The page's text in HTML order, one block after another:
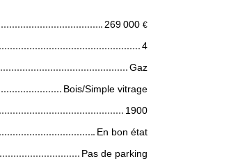
269 000 €
4
Gaz
Bois/Simple vitrage
1900
En bon état
Pas de parking